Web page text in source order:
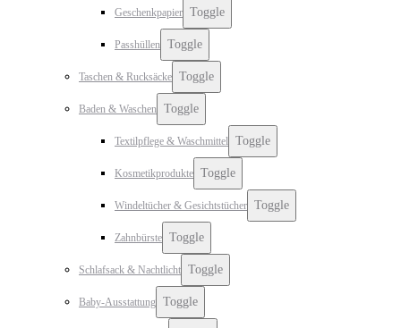
Geschenkpapier Toggle
Passhüllen Toggle
Taschen & Rucksäcke Toggle
Baden & Waschen Toggle
Textilpflege & Waschmittel Toggle
Kosmetikprodukte Toggle
Windeltücher & Gesichtstücher Toggle
Zahnbürste Toggle
Schlafsack & Nachtlicht Toggle
Baby-Ausstattung Toggle